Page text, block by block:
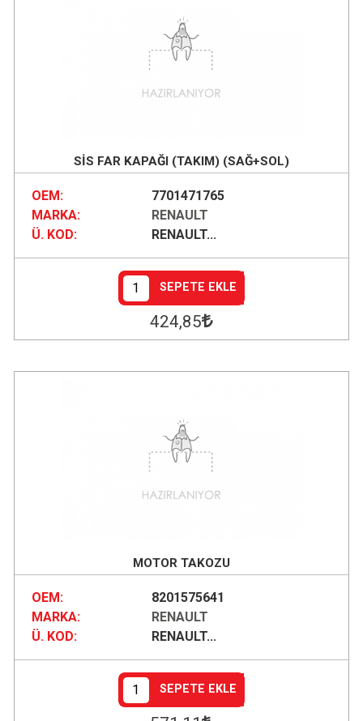
SİS FAR KAPAĞI (TAKIM) (SAĞ+SOL)
OEM:
7701471765
MARKA:
RENAULT
Ü. KOD:
RENAULT...
SEPETE EKLE
424,85
MOTOR TAKOZU
OEM:
8201575641
MARKA:
RENAULT
Ü. KOD:
RENAULT...
SEPETE EKLE